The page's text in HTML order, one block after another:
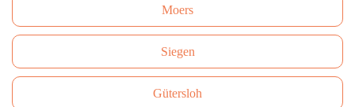
Moers
Siegen
Gütersloh